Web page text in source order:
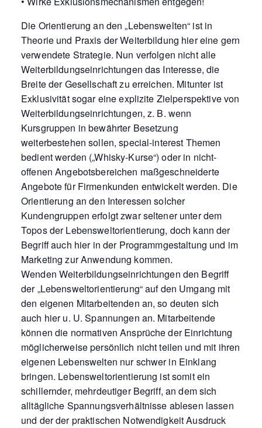
Die Orientierung an den „Lebenswelten“ ist in
Theorie und Praxis der Weiterbildung hier eine gern
verwendete Strategie. Nun verfolgen nicht alle
Weiterbildungseinrichtungen das Interesse, die
Breite der Gesellschaft zu erreichen. Mitunter ist
Exklusivität sogar eine explizite Zielperspektive von
Weiterbildungseinrichtungen, z. B. wenn
Kursgruppen in bewährter Besetzung
weiterbestehen sollen, special-interest Themen
bedient werden („Whisky-Kurse“) oder in nicht-
offenen Angebotsbereichen maßgeschneiderte
Angebote für Firmenkunden entwickelt werden. Die
Orientierung an den Interessen solcher
Kundengruppen erfolgt zwar seltener unter dem
Topos der Lebensweltorientierung, doch kann der
Begriff auch hier in der Programmgestaltung und im
Marketing zur Anwendung kommen.
Wenden Weiterbildungseinrichtungen den Begriff
der „Lebensweltorientierung“ auf den Umgang mit
den eigenen Mitarbeitenden an, so deuten sich
auch hier u. U. Spannungen an. Mitarbeitende
können die normativen Ansprüche der Einrichtung
möglicherweise persönlich nicht teilen und mit ihren
eigenen Lebenswelten nur schwer in Einklang
bringen. Lebensweltorientierung ist somit ein
schillernder, mehrdeutiger Begriff, an dem sich
alltägliche Spannungsverhältnisse ablesen lassen
und der der praktischen Notwendigkeit Ausdruck